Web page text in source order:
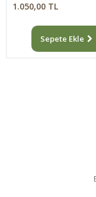
1.050,00 TL
Sepete Ekle